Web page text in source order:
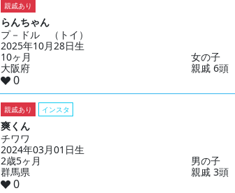
親戚あり
らんちゃん
プ－ドル （トイ）
2025年10月28日生
10ヶ月
女の子
大阪府
親戚 6頭
0
親戚あり インスタ
爽くん
チワワ
2024年03月01日生
2歳5ヶ月
男の子
群馬県
親戚 3頭
0